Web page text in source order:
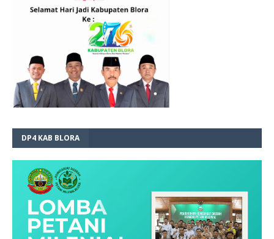
DP4 KAB BLORA